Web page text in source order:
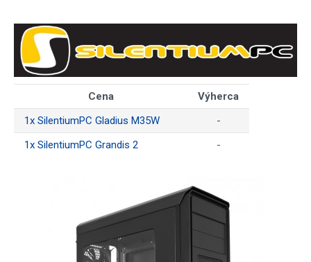
Cena
Výherca
1x SilentiumPC Gladius M35W
-
1x SilentiumPC Grandis 2
-